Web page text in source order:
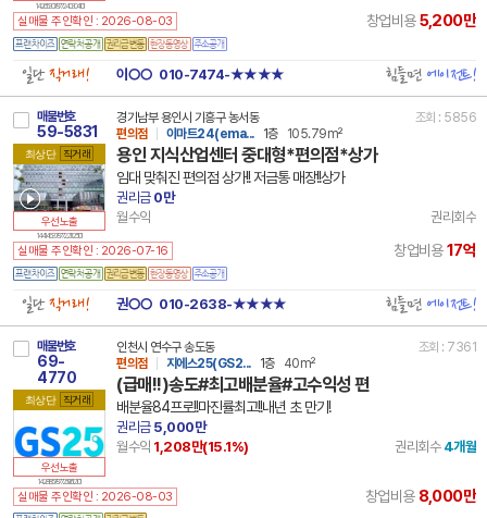
14 26530 7877 240304 101
실매물 주인확인 : 2026-08-03 창업비용5,200만
일단직거래! 이○○ 010-7474-★★★★ 힘들면에이전트!
매물번호
59-5831
최상단 직거래
우선노출
14 41463 7877 221125 101
경기남부 용인시 기흥구 농서동
조회 : 5856
편의점
이마트24(ema... 1층 105.79m²
용인 지식산업센터 중대형*편의점*상가
임대 맞춰진 편의점 상가!! 저금통 매장!!상가
권리금0만
월수익
권리회수
실매물 주인확인 : 2026-07-16 창업비용17억
일단직거래! 권○○ 010-2638-★★★★ 힘들면에이전트!
매물번호
69-
4770
최상단 직거래
우선노출
14 28185 7877 250612 101
인천시 연수구 송도동
조회 : 7361
편의점
지에스25(GS2... 1층 40m²
(급매!!)송도#최고배분율#고수익성 편
배분율84프로!!마진률최고!!내년 초 만기!
권리금5,000만
월수익 1,208만(15.1%) 권리회수 4개월
실매물 주인확인 : 2026-08-03 창업비용 8,000만